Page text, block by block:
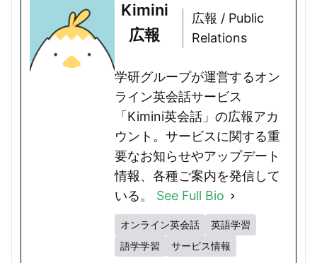
Kimini
広報
広報 / Public
Relations
学研グループが運営するオン
ライン英会話サービス
「Kimini英会話」の広報アカ
ウント。サービスに関する重
要なお知らせやアップデート
情報、各種ご案内を発信して
いる。 See Full Bio
オンライン英会話
英語学習
語学学習
サービス情報